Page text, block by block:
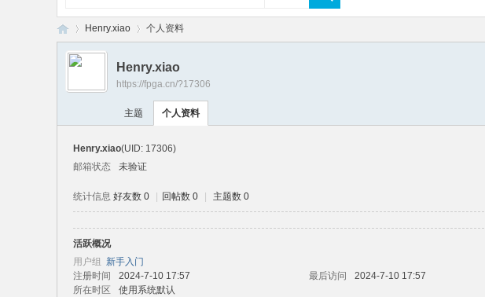
›
Henry.xiao 个人资料
Henry.xiao
https://fpga.cn/?17306
主题 个人资料
Henry.xiao(UID: 17306)
邮箱状态
未验证
统计信息 好友数 0 回帖数 0 主题数 0
活跃概况
用户组 新手入门
注册时间
2024-7-10 17:57 最后访问 2024-7-10 17:57
所在时区
使用系统默认